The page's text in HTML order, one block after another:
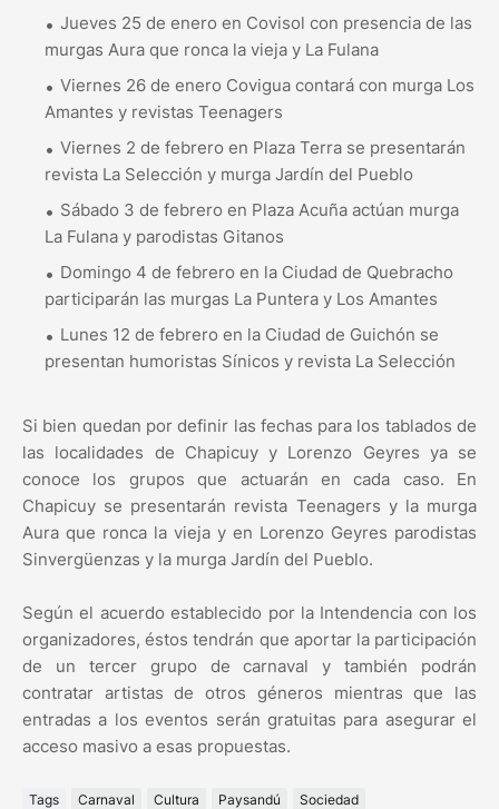
Jueves 25 de enero en Covisol con presencia de las
murgas Aura que ronca la vieja y La Fulana
Viernes 26 de enero Covigua contará con murga Los
Amantes y revistas Teenagers
Viernes 2 de febrero en Plaza Terra se presentarán
revista La Selección y murga Jardín del Pueblo
Sábado 3 de febrero en Plaza Acuña actúan murga
La Fulana y parodistas Gitanos
Domingo 4 de febrero en la Ciudad de Quebracho
participarán las murgas La Puntera y Los Amantes
Lunes 12 de febrero en la Ciudad de Guichón se
presentan humoristas Sínicos y revista La Selección
Si bien quedan por definir las fechas para los tablados de
las localidades de Chapicuy y Lorenzo Geyres ya se
conoce los grupos que actuarán en cada caso. En
Chapicuy se presentarán revista Teenagers y la murga
Aura que ronca la vieja y en Lorenzo Geyres parodistas
Sinvergüenzas y la murga Jardín del Pueblo.
Según el acuerdo establecido por la Intendencia con los
organizadores, éstos tendrán que aportar la participación
de un tercer grupo de carnaval y también podrán
contratar artistas de otros géneros mientras que las
entradas a los eventos serán gratuitas para asegurar el
acceso masivo a esas propuestas.
Tags Carnaval Cultura Paysandú Sociedad